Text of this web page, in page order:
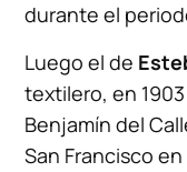
durante el
Luego el de
textilero, en
Benjamín del
San Francisco en